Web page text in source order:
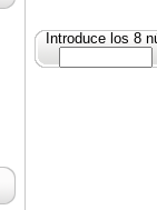
Introduce los 8